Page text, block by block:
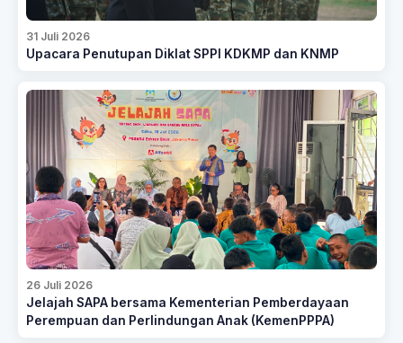
31 Juli 2026
Upacara Penutupan Diklat SPPI KDKMP dan KNMP
26 Juli 2026
Jelajah SAPA bersama Kementerian Pemberdayaan
Perempuan dan Perlindungan Anak (KemenPPPA)